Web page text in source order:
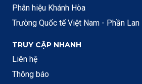
Phân hiệu Khánh Hòa
Trường Quốc tế Việt Nam - Phần Lan
TRUY CẬP NHANH
Liên hệ
Thông báo